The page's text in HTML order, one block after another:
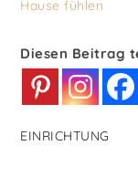
Hause fühlen
Diesen Beitrag
EINRICHTUNG